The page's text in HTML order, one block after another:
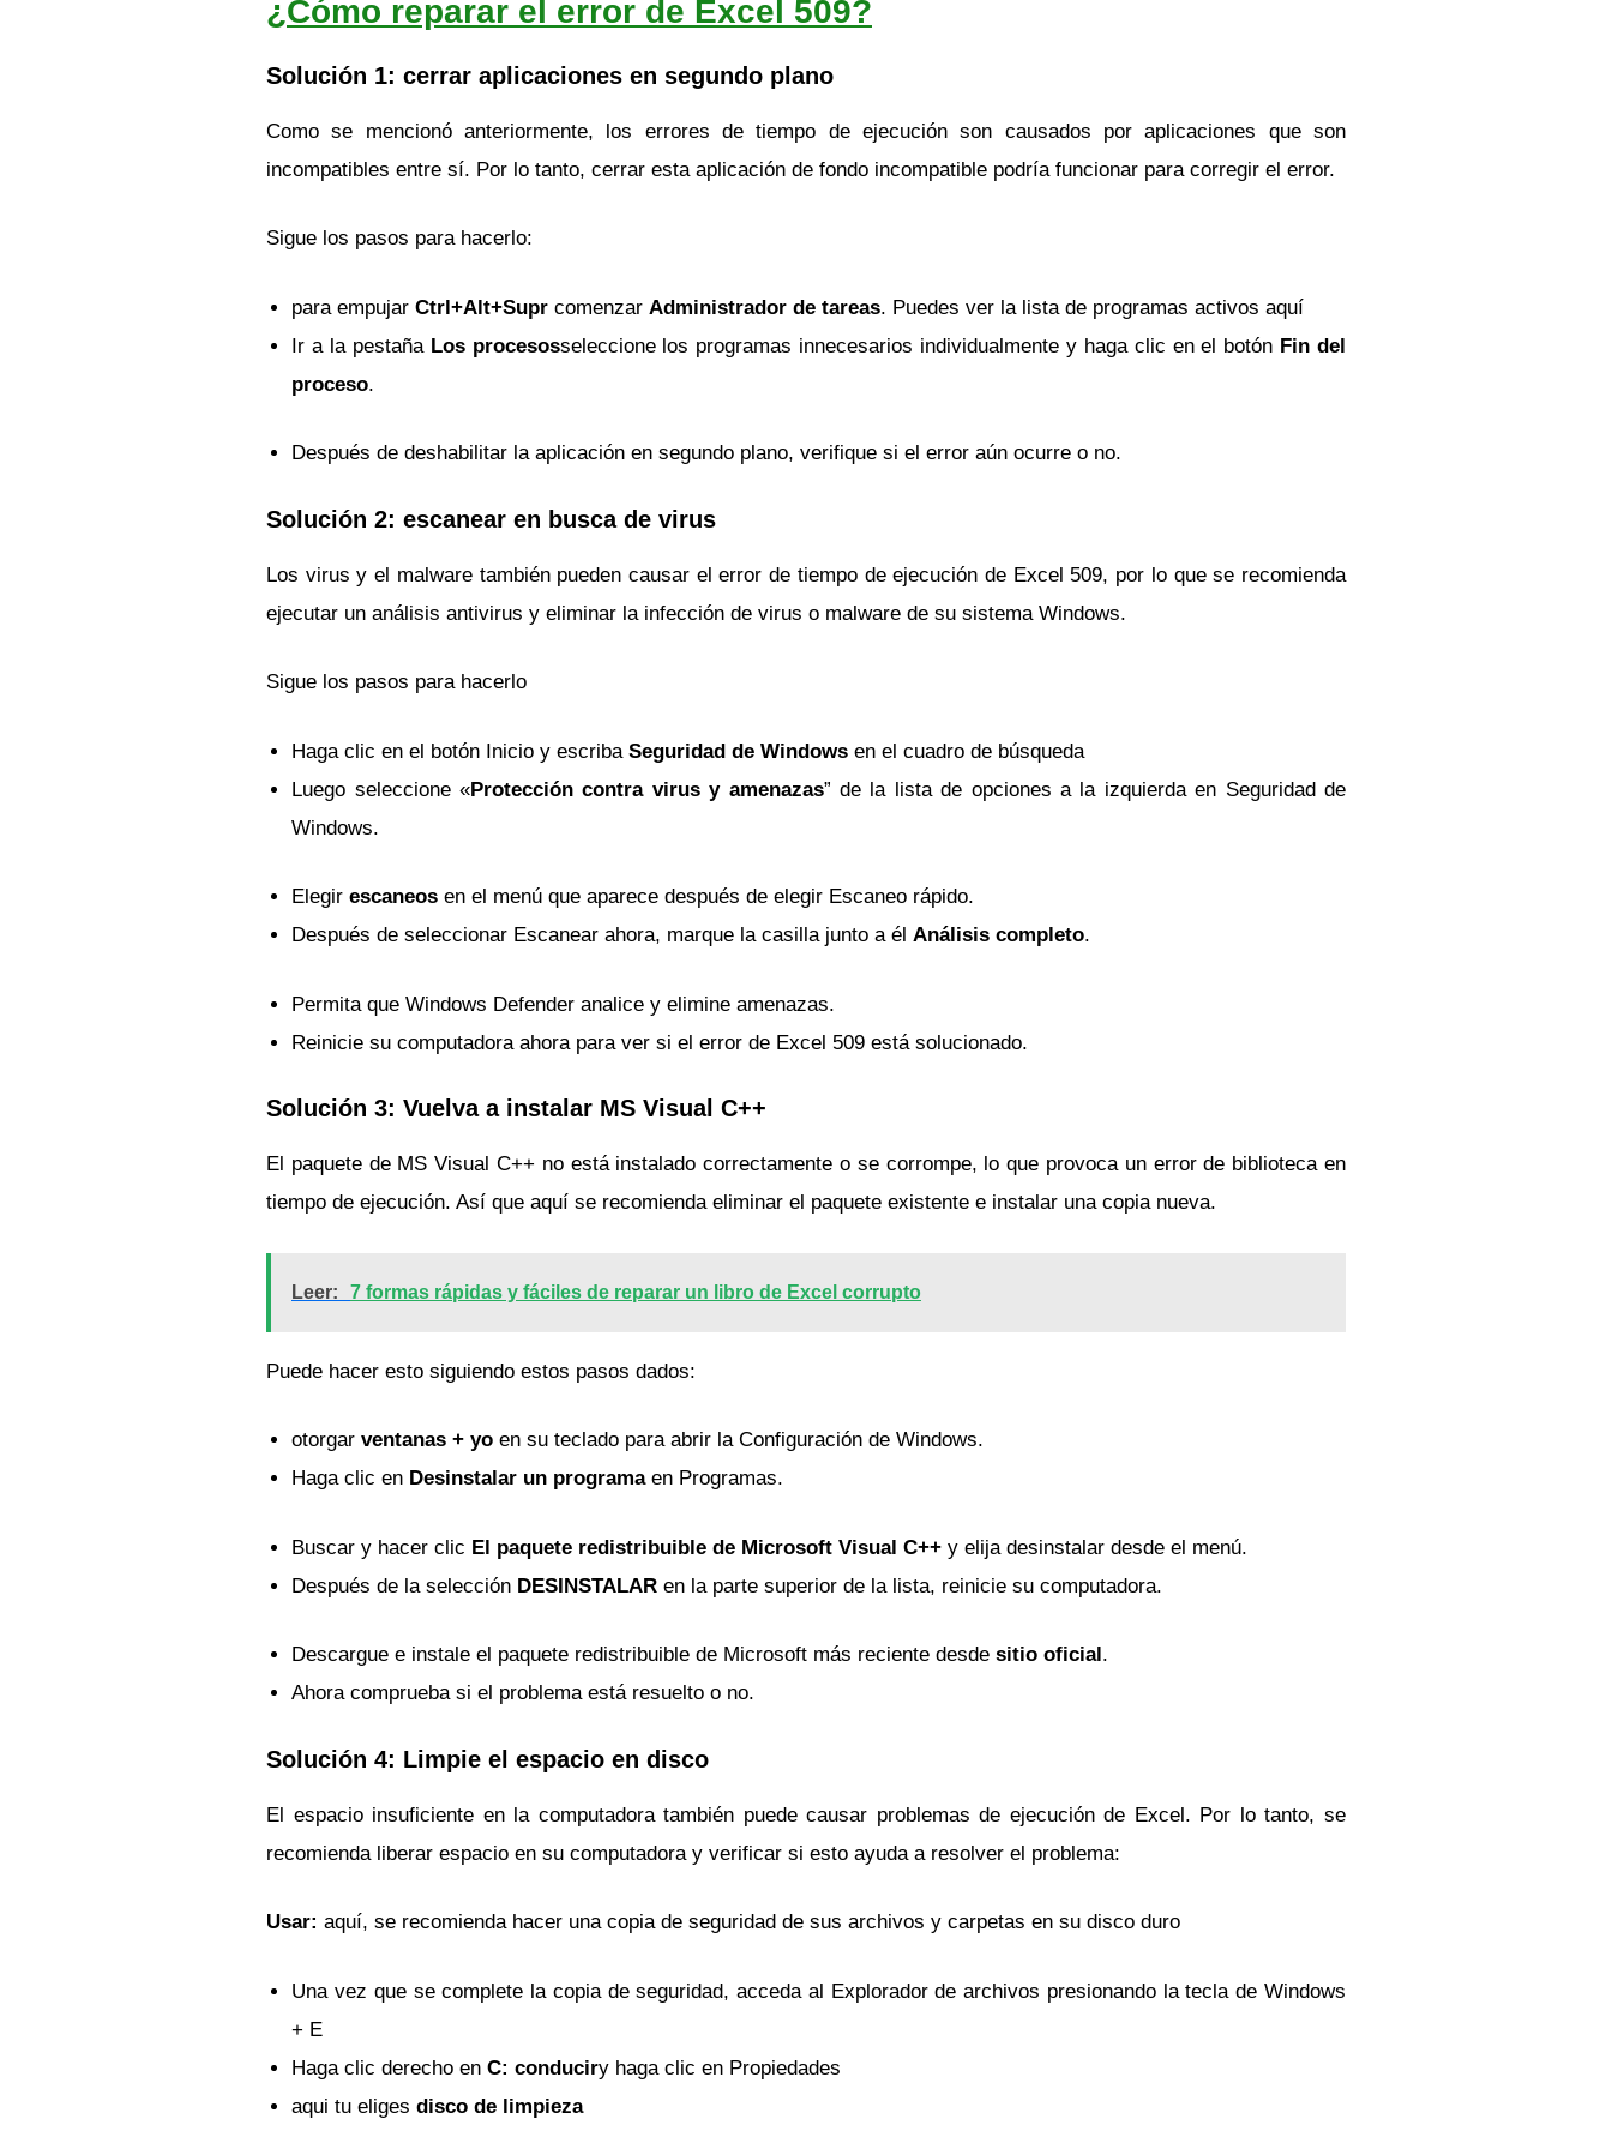
¿Cómo reparar el error de Excel 509?
Solución 1: cerrar aplicaciones en segundo plano
Como se mencionó anteriormente, los errores de tiempo de ejecución son causados ​​por aplicaciones que son
incompatibles entre sí. Por lo tanto, cerrar esta aplicación de fondo incompatible podría funcionar para corregir el error.
Sigue los pasos para hacerlo:
para empujarCtrl+Alt+Supr comenzar Administrador de tareas. Puedes ver la lista de programas activos aquí
Ir a la pestaña Los procesosseleccione los programas innecesarios individualmente y haga clic en el botón Fin del
proceso.
Después de deshabilitar la aplicación en segundo plano, verifique si el error aún ocurre o no.
Solución 2: escanear en busca de virus
Los virus y el malware también pueden causar el error de tiempo de ejecución de Excel 509, por lo que se recomienda
ejecutar un análisis antivirus y eliminar la infección de virus o malware de su sistema Windows.
Sigue los pasos para hacerlo
Haga clic en el botón Inicio y escribaSeguridad de Windows en el cuadro de búsqueda
Luego seleccione «Protección contra virus y amenazas” de la lista de opciones a la izquierda en Seguridad de
Windows.
Elegirescaneos en el menú que aparece después de elegir Escaneo rápido.
Después de seleccionar Escanear ahora, marque la casilla junto a élAnálisis completo.
Permita que Windows Defender analice y elimine amenazas.
Reinicie su computadora ahora para ver si el error de Excel 509 está solucionado.
Solución 3: Vuelva a instalar MS Visual C++
El paquete de MS Visual C++ no está instalado correctamente o se corrompe, lo que provoca un error de biblioteca en
tiempo de ejecución. Así que aquí se recomienda eliminar el paquete existente e instalar una copia nueva.
Leer: 7 formas rápidas y fáciles de reparar un libro de Excel corrupto
Puede hacer esto siguiendo estos pasos dados:
otorgarventanas + yo en su teclado para abrir la Configuración de Windows.
Haga clic en Desinstalar un programaen Programas.
Buscar y hacer clic El paquete redistribuible de Microsoft Visual C++ y elija desinstalar desde el menú.
Después de la selección DESINSTALAR en la parte superior de la lista, reinicie su computadora.
Descargue e instale el paquete redistribuible de Microsoft más reciente desdesitio oficial.
Ahora comprueba si el problema está resuelto o no.
Solución 4: Limpie el espacio en disco
El espacio insuficiente en la computadora también puede causar problemas de ejecución de Excel. Por lo tanto, se
recomienda liberar espacio en su computadora y verificar si esto ayuda a resolver el problema:
Usar: aquí, se recomienda hacer una copia de seguridad de sus archivos y carpetas en su disco duro
Una vez que se complete la copia de seguridad, acceda al Explorador de archivos presionando la tecla de Windows
+ E
Haga clic derecho enC: conduciry haga clic en Propiedades
aqui tu eligesdisco de limpieza